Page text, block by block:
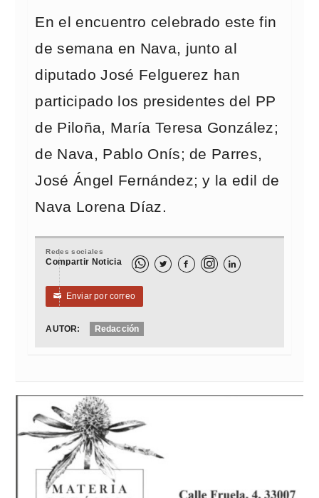
En el encuentro celebrado este fin
de semana en Nava, junto al
diputado José Felguerez han
participado los presidentes del PP
de Piloña, María Teresa González;
de Nava, Pablo Onís; de Parres,
José Ángel Fernández; y la edil de
Nava Lorena Díaz.
Redes sociales
Compartir Noticia   
✉ Enviar por correo
AUTOR: Redacción